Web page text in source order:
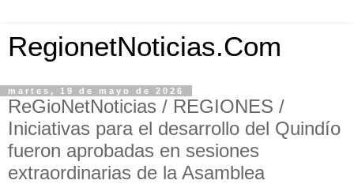
RegionetNoticias.Com
martes, 19 de mayo de 2026
ReGioNetNoticias / REGIONES /
Iniciativas para el desarrollo del Quindío
fueron aprobadas en sesiones
extraordinarias de la Asamblea